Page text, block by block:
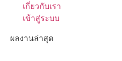
เกี่ยวกับเรา
เข้าสู่ระบบ
ผลงานล่าสุด